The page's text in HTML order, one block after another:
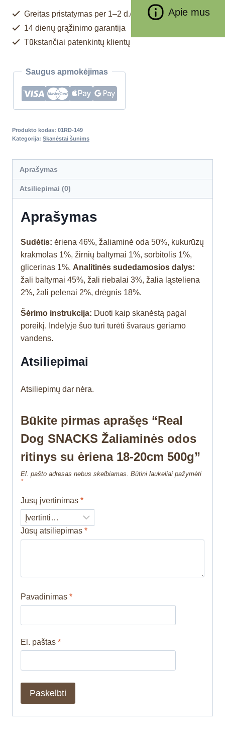
Apie mus
Greitas pristatymas per 1–2 d.d.
14 dienų grąžinimo garantija
Tūkstančiai patenkintų klientų
Saugus apmokėjimas
Produkto kodas: 01RD-149
Kategorija: Skanėstai šunims
Aprašymas
Atsiliepimai (0)
Aprašymas
Sudėtis: ėriena 46%, žaliaminė oda 50%, kukurūzų
krakmolas 1%, žirnių baltymai 1%, sorbitolis 1%,
glicerinas 1%. Analitinės sudedamosios dalys:
žali baltymai 45%, žali riebalai 3%, žalia ląsteliena
2%, žali pelenai 2%, drėgnis 18%.
Šėrimo instrukcija: Duoti kaip skanėstą pagal
poreikį. Indelyje šuo turi turėti švaraus geriamo
vandens.
Atsiliepimai
Atsiliepimų dar nėra.
Būkite pirmas aprašęs “Real
Dog SNACKS Žaliaminės odos
ritinys su ėriena 18-20cm 500g”
El. pašto adresas nebus skelbiamas. Būtini laukeliai pažymėti
*
Jūsų įvertinimas *
Jūsų atsiliepimas *
Pavadinimas *
El. paštas *